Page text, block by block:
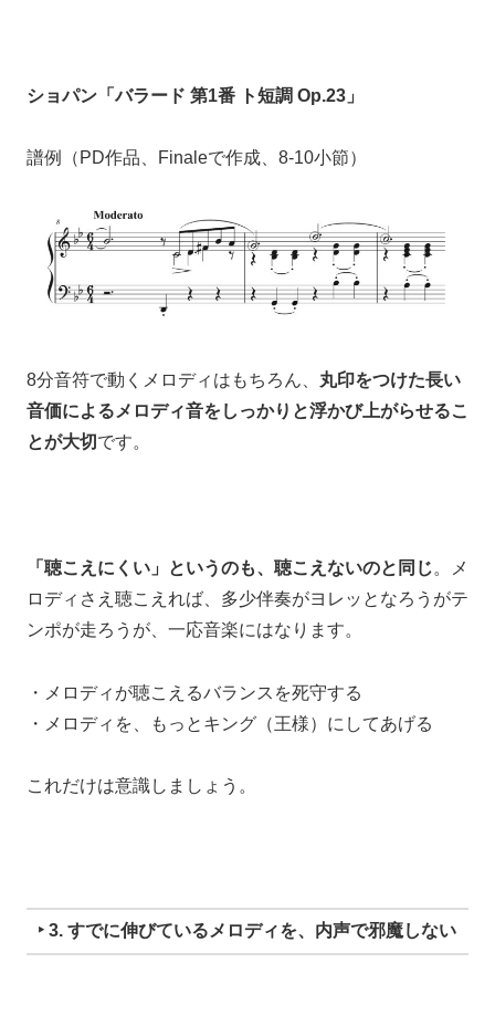
ショパン「バラード 第1番 ト短調 Op.23」
譜例（PD作品、Finaleで作成、8-10小節）
8分音符で動くメロディはもちろん、 丸印をつけた長い
音価によるメロディ音を しっかりと浮かび上がらせるこ
とが大切 です。
「聴こえにくい」というのも、聴こえないのと同じ。
メ
ロディさえ聴こえれば、 多少伴奏がヨレッとなろうがテ
ンポが走ろうが、 一応音楽にはなります。
・メロディが聴こえるバランスを死守する
・メロディを、もっとキング（王様）にしてあげる
これだけは意識しましょう。
‣ 3. すでに伸びているメロディを、内声で邪魔しない